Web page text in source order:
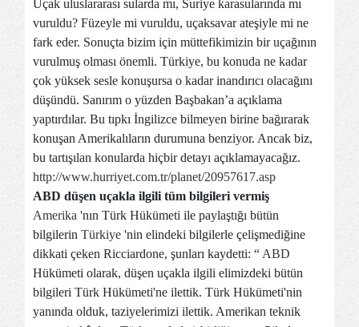
Uçak uluslararası sularda mı, Suriye karasularında mı
vuruldu? Füzeyle mi vuruldu, uçaksavar ateşiyle mi ne
fark eder. Sonuçta bizim için müttefikimizin bir uçağının
vurulmuş olması önemli. Türkiye, bu konuda ne kadar
çok yüksek sesle konuşursa o kadar inandırıcı olacağını
düşündü. Sanırım o yüzden Başbakan’a açıklama
yaptırdılar. Bu tıpkı İngilizce bilmeyen birine bağırarak
konuşan Amerikalıların durumuna benziyor. Ancak biz,
bu tartışılan konularda hiçbir detayı açıklamayacağız.
http://www.hurriyet.com.tr/planet/20957617.asp
ABD düşen uçakla ilgili tüm bilgileri vermiş
Amerika 'nın Türk Hükümeti ile paylaştığı bütün
bilgilerin Türkiye 'nin elindeki bilgilerle çelişmediğine
dikkati çeken Ricciardone, şunları kaydetti: “ ABD
Hükümeti olarak, düşen uçakla ilgili elimizdeki bütün
bilgileri Türk Hükümeti'ne ilettik. Türk Hükümeti'nin
yanında olduk, taziyelerimizi ilettik. Amerikan teknik